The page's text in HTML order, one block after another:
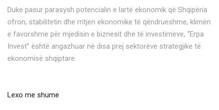
Duke pasur parasysh potencialin e lartë ekonomik që Shqipëria
ofron, stabilitetin dhe rritjen ekonomike të qëndrueshme, klimën
e favorshme për mjedisin e biznesit dhe të investimeve, “Erpa
Invest” është angazhuar në disa prej sektorëve strategjike të
ekonomisë shqiptare.
Lexo me shume